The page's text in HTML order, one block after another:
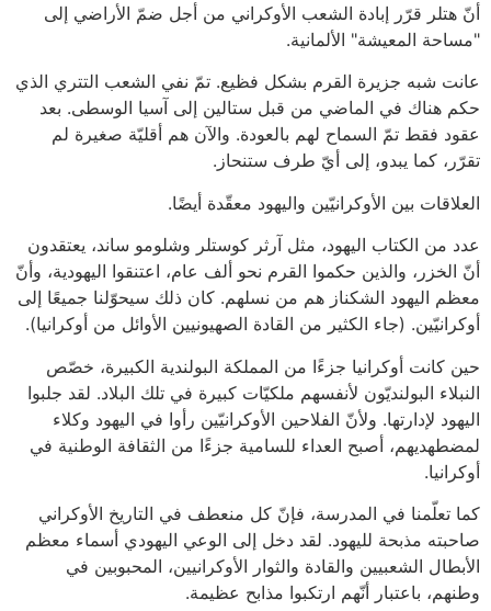
أنّ هتلر قرّر إبادة الشعب الأوكراني من أجل ضمّ الأراضي إلى
"مساحة المعيشة" الألمانية.
عانت شبه جزيرة القرم بشكل فظيع. تمّ نفي الشعب التتري الذي
حكم هناك في الماضي من قبل ستالين إلى آسيا الوسطى. بعد
عقود فقط تمّ السماح لهم بالعودة. والآن هم أقليّة صغيرة لم
تقرّر، كما يبدو، إلى أيّ طرف ستنحاز.
العلاقات بين الأوكرانيّين واليهود معقّدة أيضًا.
عدد من الكتاب اليهود، مثل آرثر كوستلر وشلومو ساند، يعتقدون
أنّ الخزر، والذين حكموا القرم نحو ألف عام، اعتنقوا اليهودية، وأنّ
معظم اليهود الشكناز هم من نسلهم. كان ذلك سيحوّلنا جميعًا إلى
أوكرانيّين. (جاء الكثير من القادة الصهيونيين الأوائل من أوكرانيا).
حين كانت أوكرانيا جزءًا من المملكة البولندية الكبيرة، خصّص
النبلاء البولنديّون لأنفسهم ملكيّات كبيرة في تلك البلاد. لقد جلبوا
اليهود لإدارتها. ولأنّ الفلاحين الأوكرانيّين رأوا في اليهود وكلاء
لمضطهديهم، أصبح العداء للسامية جزءًا من الثقافة الوطنية في
أوكرانيا.
كما تعلّمنا في المدرسة، فإنّ كل منعطف في التاريخ الأوكراني
صاحبته مذبحة لليهود. لقد دخل إلى الوعي اليهودي أسماء معظم
الأبطال الشعبيين والقادة والثوار الأوكرانيين، المحبوبين في
وطنهم، باعتبار أنّهم ارتكبوا مذابح عظيمة.